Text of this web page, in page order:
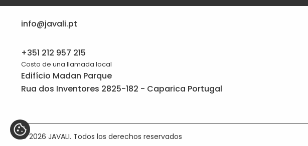
info@javali.pt
+351 212 957 215
Costo de una llamada local
Edifício Madan Parque
Rua dos Inventores 2825-182 - Caparica Portugal
© 2026 JAVALI. Todos los derechos reservados